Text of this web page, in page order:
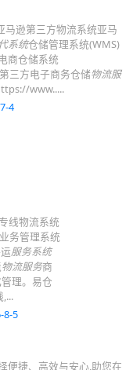
马逊第三方物流系统亚马
系统仓储管理系统(WMS)
商仓储系统
三方电子商务仓储物流服
www.....
4
线物流系统
业务管理系统
服务系统
物流服务商
理。易仓
8-5
便捷、高效与安心,助您在